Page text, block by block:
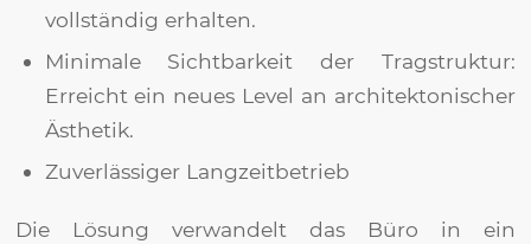
vollständig erhalten.
Minimale Sichtbarkeit der Tragstruktur:
Erreicht ein neues Level an architektonischer
Ästhetik.
Zuverlässiger Langzeitbetrieb
Die Lösung verwandelt das Büro in ein